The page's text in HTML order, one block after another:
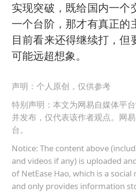
实现突破，既给国内一个
一个台阶，那才有真正的
目前看来还得继续打，但
可能远超想象。
声明：个人原创，仅供参考
特别声明：本文为网易自媒体平
并发布，仅代表该作者观点。网
台。
Notice: The content above
and videos if any) is uploaded
of NetEase Hao, which is a
and only provides information